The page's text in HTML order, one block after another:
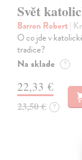
Svět
Barron Robert|
O co jde v
tradice?
Na sklade ?
22,33 €
23,50 € ?